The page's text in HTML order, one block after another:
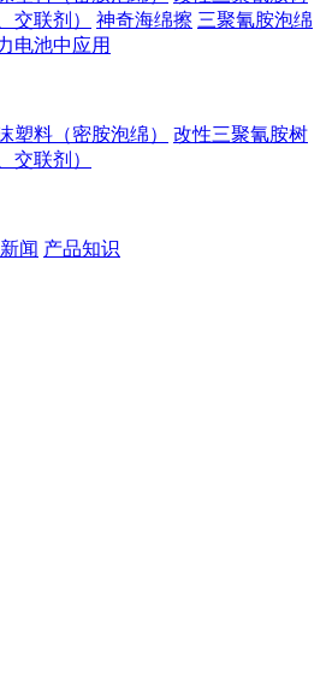
交联剂）
神奇海绵擦 三聚氰胺泡绵
电池中应用
塑料（密胺泡绵）
改性三聚氰胺树
交联剂）
闻 产品知识